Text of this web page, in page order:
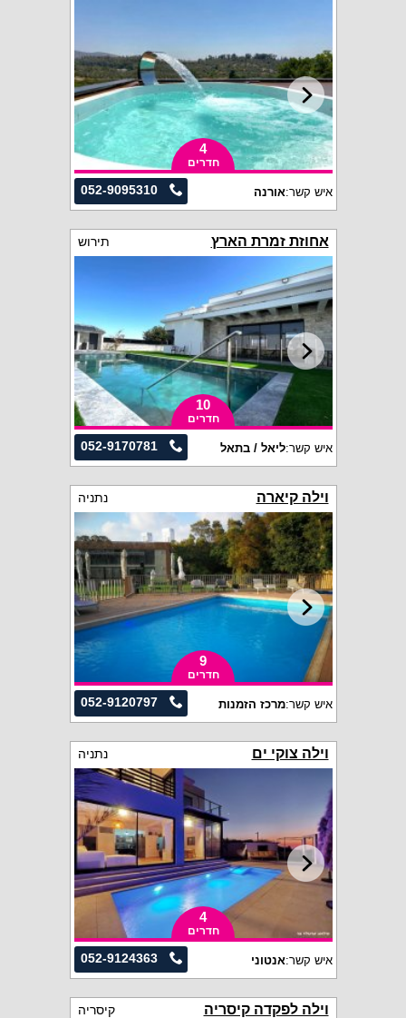
4
חדרים
052-9095310 איש קשר:אורנה
אחוזת זמרת הארץ תירוש
10
חדרים
052-9170781 איש קשר:ליאל / בתאל
וילה קיארה נתניה
9
חדרים
052-9120797 איש קשר:מרכז הזמנות
וילה צוקי ים נתניה
4
חדרים
052-9124363 איש קשר:אנטוני
וילה לפקדה קיסריה קיסריה